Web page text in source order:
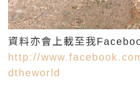
資料亦會上載至我
http://
dtheworld